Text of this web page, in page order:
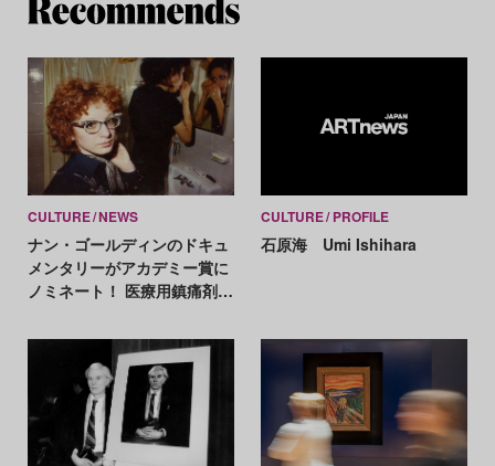
CULTURE NEWS
ナン・ゴールディンのドキュ
メンタリーがアカデミー賞に
ノミネート！ 医療用鎮痛剤オ
CULTURE PROFILE
石原海 Umi Ishihara